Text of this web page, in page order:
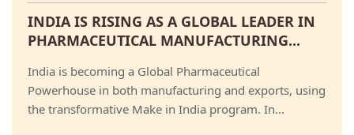
INDIA IS RISING AS A GLOBAL LEADER IN
PHARMACEUTICAL MANUFACTURING...
India is becoming a Global Pharmaceutical
Powerhouse in both manufacturing and exports, using
the transformative Make in India program. In...